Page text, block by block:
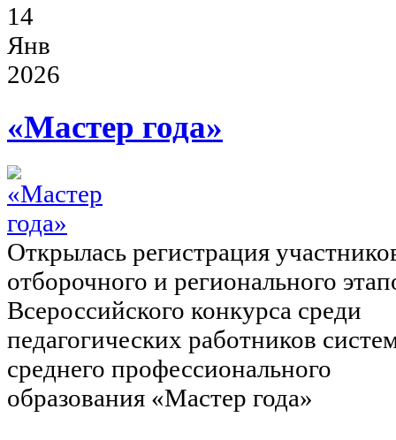
14
Янв
2026
«Мастер года»
Открылась регистрация
отборочного и регионального
Всероссийского конкурса среди
педагогических работников
среднего профессионального
образования «Мастер года»